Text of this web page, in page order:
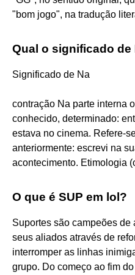
"bom jogo", na tradução
Qual o significado de
Significado de Na
contração Na parte interna
conhecido, determinado:
estava no cinema. Refere-
anteriormente: escrevi na
acontecimento. Etimologia
O que é SUP em lol?
Suportes são campeões
seus aliados através de
interromper as linhas
grupo. Do começo ao fim